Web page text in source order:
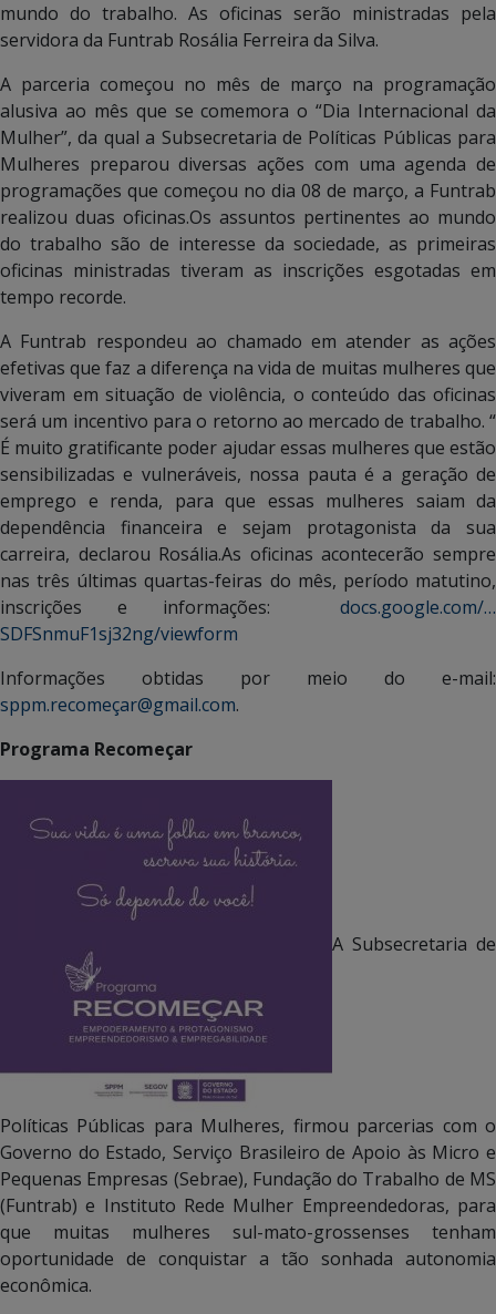
mundo do trabalho. As oficinas serão ministradas pela
servidora da Funtrab Rosália Ferreira da Silva.
A parceria começou no mês de março na programação
alusiva ao mês que se comemora o “Dia Internacional da
Mulher”, da qual a Subsecretaria de Políticas Públicas para
Mulheres preparou diversas ações com uma agenda de
programações que começou no dia 08 de março, a Funtrab
realizou duas oficinas.Os assuntos pertinentes ao mundo
do trabalho são de interesse da sociedade, as primeiras
oficinas ministradas tiveram as inscrições esgotadas em
tempo recorde.
A Funtrab respondeu ao chamado em atender as ações
efetivas que faz a diferença na vida de muitas mulheres que
viveram em situação de violência, o conteúdo das oficinas
será um incentivo para o retorno ao mercado de trabalho. “
É muito gratificante poder ajudar essas mulheres que estão
sensibilizadas e vulneráveis, nossa pauta é a geração de
emprego e renda, para que essas mulheres saiam da
dependência financeira e sejam protagonista da sua
carreira, declarou Rosália.As oficinas acontecerão sempre
nas três últimas quartas-feiras do mês, período matutino,
inscrições e informações: docs.google.com/…
SDFSnmuF1sj32ng/viewform
Informações obtidas por meio do e-mail:
sppm.recomeçar@gmail.com.
Programa Recomeçar
A Subsecretaria de
Políticas Públicas para Mulheres, firmou parcerias com o
Governo do Estado, Serviço Brasileiro de Apoio às Micro e
Pequenas Empresas (Sebrae), Fundação do Trabalho de MS
(Funtrab) e Instituto Rede Mulher Empreendedoras, para
que muitas mulheres sul-mato-grossenses tenham
oportunidade de conquistar a tão sonhada autonomia
econômica.